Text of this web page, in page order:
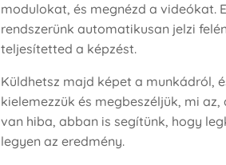
modulokat, és megnézd a videókat.
rendszerünk automatikusan jelzi
teljesítetted a képzést.
Küldhetsz majd képet a munkádról,
kielemezzük és megbeszéljük, mi
van hiba, abban is segítünk, hogy
legyen az eredmény.